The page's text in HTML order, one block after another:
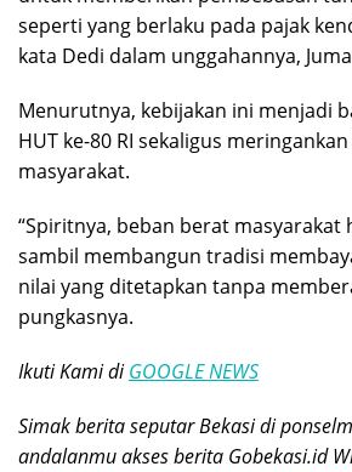
seperti yang berlaku pada pajak
kata Dedi dalam unggahannya,
Menurutnya, kebijakan ini menjadi
HUT ke-80 RI sekaligus
masyarakat.
“Spiritnya, beban berat masyarakat
sambil membangun tradisi
nilai yang ditetapkan tanpa
pungkasnya.
Ikuti Kami diGOOGLE NEWS
Simak berita seputar Bekasi di
andalanmu akses berita Gobekasi.id